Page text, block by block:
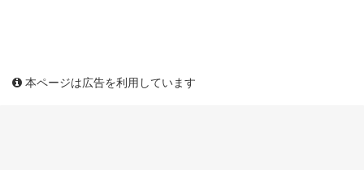
本ページは広告を利用しています